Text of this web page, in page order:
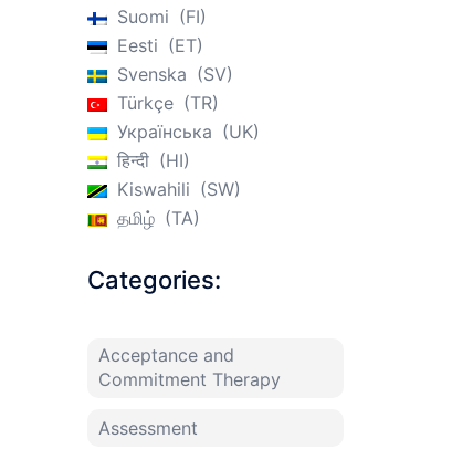
Suomi
FI
Eesti
ET
Svenska
SV
Türkçe
TR
Українська
UK
हिन्दी
HI
Kiswahili
SW
தமிழ்
TA
Categories:
Acceptance and
Commitment Therapy
Assessment